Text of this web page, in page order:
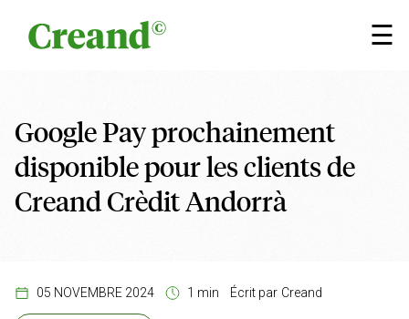
☰
×
Google Pay prochainement
disponible pour les clients de
Creand Crèdit Andorrà
05 NOVEMBRE 2024 1 min Écrit par Creand